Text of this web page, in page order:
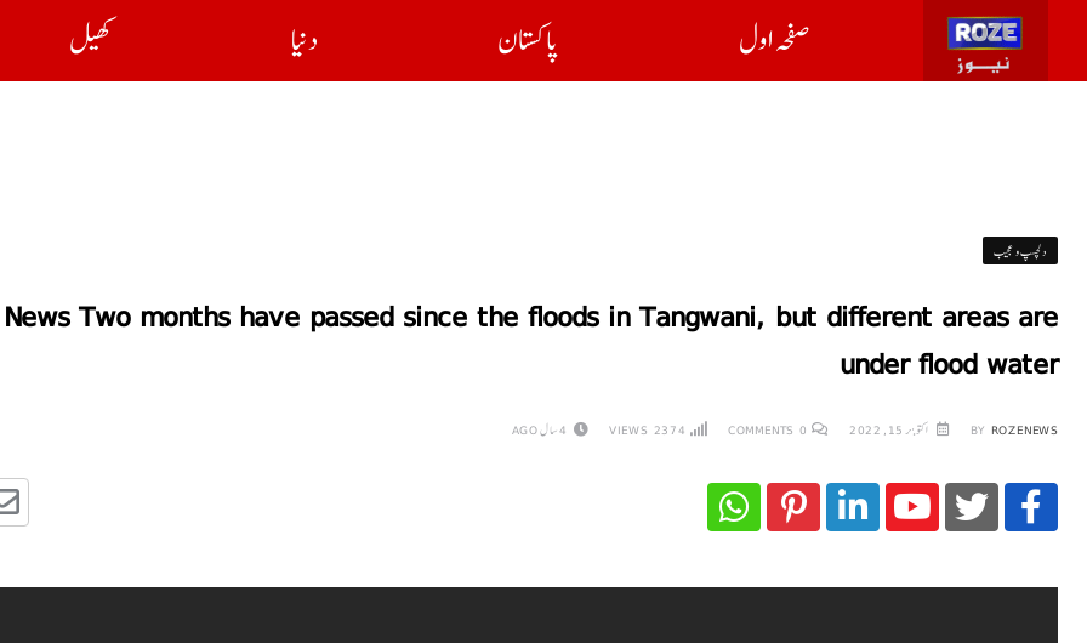
صفحہ اول پاکستان دنیا کھیل
دلچسپ و عجیب
News Two months have passed since the floods in Tangwani, but different areas are
under flood water
BY ROZENEWS اکتوبر 15, 2022 0
2374 4 سال AGO